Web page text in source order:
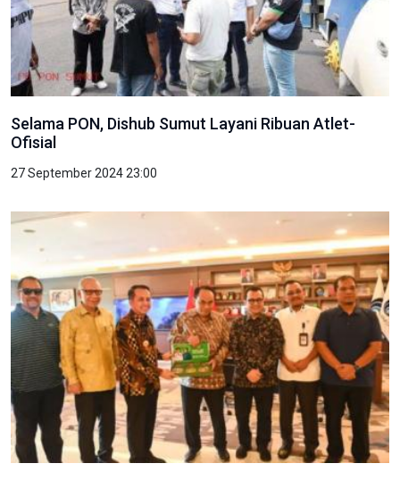
Selama PON, Dishub Sumut Layani Ribuan Atlet-
Ofisial
27 September 2024 23:00